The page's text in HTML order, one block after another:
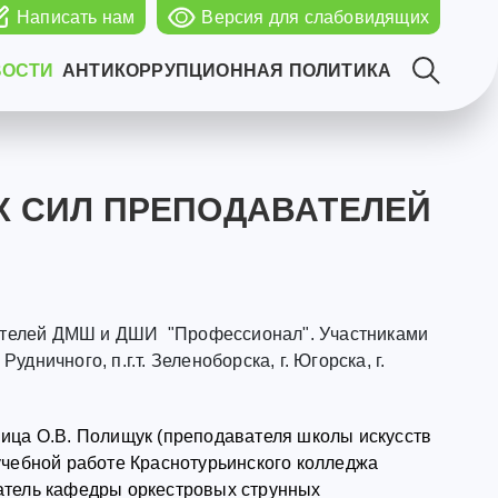
Написать нам Версия для слабовидящих
АНТИКОРРУПЦИОННАЯ ПОЛИТИКА
СИЛ ПРЕПОДАВАТЕЛЕЙ
ДМШ и ДШИ "Профессионал". Участниками
п.г.т. Зеленоборска, г. Югорска, г.
О.В. Полищук (преподавателя школы искусств
работе Краснотурьинского колледжа
кафедры оркестровых струнных